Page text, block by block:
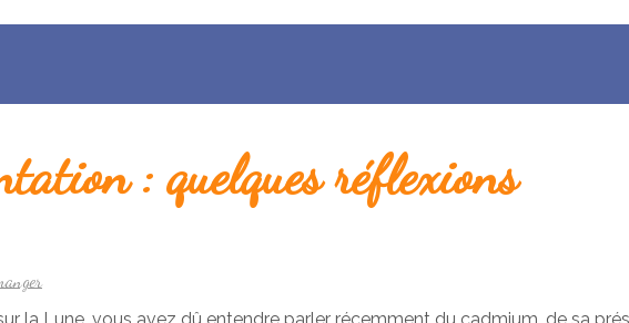
: quelques réflexions
la Lune, vous avez dû entendre parler récemment du cadmium, de sa